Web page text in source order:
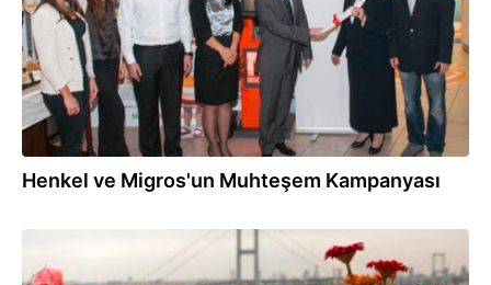
Henkel ve Migros'un Muhteşem Kampanyası